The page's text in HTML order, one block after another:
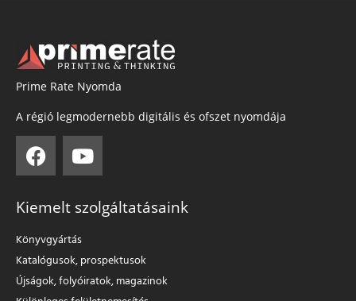
Prime Rate Nyomda
A régió legmodernebb digitális és ofszet nyomdája
Kiemelt szolgáltatásaink
Könyvgyártás
Katalógusok, prospektusok
Újságok, folyóiratok, magazinok